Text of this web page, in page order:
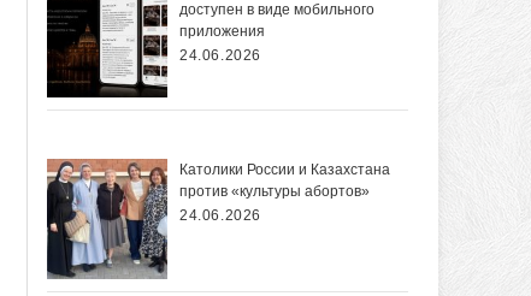
доступен в виде мобильного
приложения
24.06.2026
Католики России и Казахстана
против «культуры абортов»
24.06.2026